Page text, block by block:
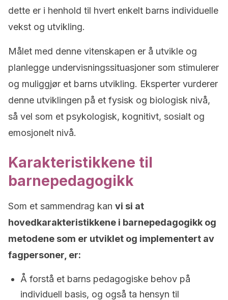
dette er i henhold til hvert enkelt barns individuelle
vekst og utvikling.
Målet med denne vitenskapen er å utvikle og
planlegge undervisningssituasjoner som stimulerer
og muliggjør et barns utvikling. Eksperter vurderer
denne utviklingen på et fysisk og biologisk nivå,
så vel som et psykologisk, kognitivt, sosialt og
emosjonelt nivå.
Karakteristikkene til
barnepedagogikk
Som et sammendrag kan vi si at
hovedkarakteristikkene i barnepedagogikk og
metodene som er utviklet og implementert av
fagpersoner, er:
Å forstå et barns pedagogiske behov på
individuell basis, og også ta hensyn til